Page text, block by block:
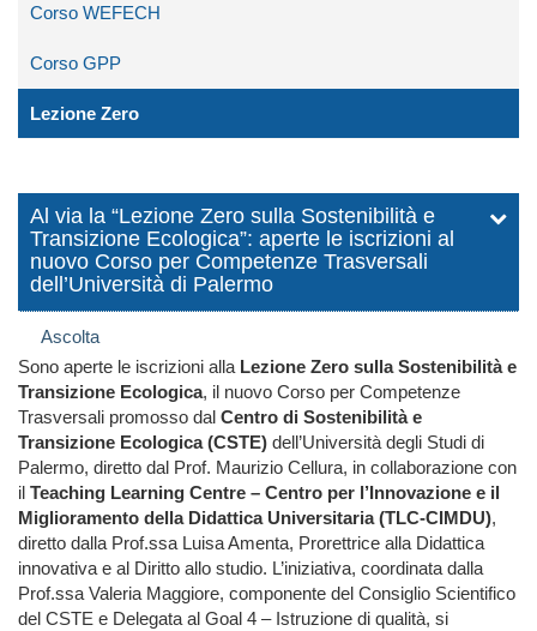
Corso WEFECH
Corso GPP
Lezione Zero
Al via la “Lezione Zero sulla Sostenibilità e
Transizione Ecologica”: aperte le iscrizioni al
nuovo Corso per Competenze Trasversali
dell’Università di Palermo
Ascolta
Sono aperte le iscrizioni alla Lezione Zero sulla Sostenibilità e
Transizione Ecologica, il nuovo Corso per Competenze
Trasversali promosso dal Centro di Sostenibilità e
Transizione Ecologica (CSTE) dell’Università degli Studi di
Palermo, diretto dal Prof. Maurizio Cellura, in collaborazione con
il Teaching Learning Centre – Centro per l’Innovazione e il
Miglioramento della Didattica Universitaria (TLC-CIMDU),
diretto dalla Prof.ssa Luisa Amenta, Prorettrice alla Didattica
innovativa e al Diritto allo studio. L’iniziativa, coordinata dalla
Prof.ssa Valeria Maggiore, componente del Consiglio Scientifico
del CSTE e Delegata al Goal 4 – Istruzione di qualità, si